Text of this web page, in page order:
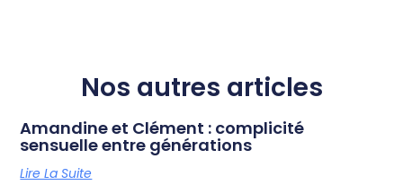
Nos autres articles
Amandine et Clément : complicité
sensuelle entre générations
Lire La Suite